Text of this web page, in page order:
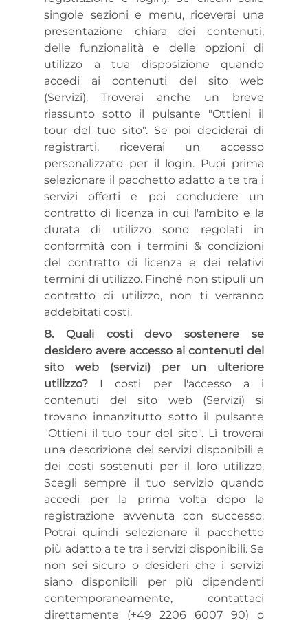
singole sezioni e menu, riceverai una
presentazione chiara dei contenuti,
delle funzionalità e delle opzioni di
utilizzo a tua disposizione quando
accedi ai contenuti del sito web
(Servizi). Troverai anche un breve
riassunto sotto il pulsante "Ottieni il
tour del tuo sito". Se poi deciderai di
registrarti, riceverai un accesso
personalizzato per il login. Puoi prima
selezionare il pacchetto adatto a te tra i
servizi offerti e poi concludere un
contratto di licenza in cui l'ambito e la
durata di utilizzo sono regolati in
conformità con i termini & condizioni
del contratto di licenza e dei relativi
termini di utilizzo. Finché non stipuli un
contratto di utilizzo, non ti verranno
addebitati costi.
Quali costi devo sostenere se
desidero avere accesso ai contenuti del
sito web (servizi) per un ulteriore
utilizzo? I costi per l'accesso a i
contenuti del sito web (Servizi) si
trovano innanzitutto sotto il pulsante
"Ottieni il tuo tour del sito". Lì troverai
una descrizione dei servizi disponibili e
dei costi sostenuti per il loro utilizzo.
Scegli sempre il tuo servizio quando
accedi per la prima volta dopo la
registrazione avvenuta con successo.
Potrai quindi selezionare il pacchetto
più adatto a te tra i servizi disponibili. Se
non sei sicuro o desideri che i servizi
siano disponibili per più dipendenti
contemporaneamente, contattaci
direttamente (+49 2206 6007 90) o